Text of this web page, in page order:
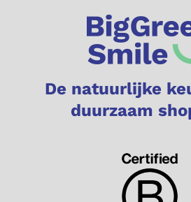
De natuurlijke
duurzaam